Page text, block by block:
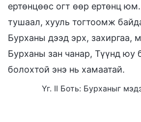
ертөнцөөс огт өөр ертөнц
тушаал, хууль тогтоомж
Бурханы дээд эрх, захиргаа,
Бурханы зан чанар, Түүнд юу
болохтой энэ нь хамаатай.
Үг. II Боть: Бурханыг